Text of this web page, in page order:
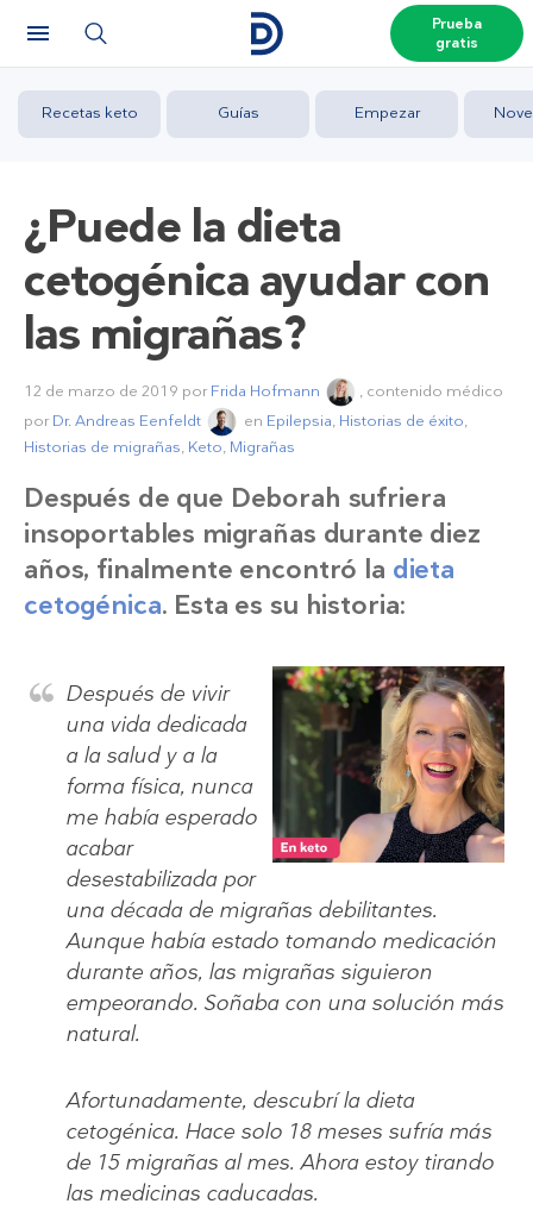
Prueba
gratis
Recetas keto Guías Empezar
¿Puede la dieta
cetogénica ayudar con
las migrañas?
12 de marzo de 2019 por Frida Hofmann
, contenido médico
por Dr. Andreas Eenfeldt en Epilepsia, Historias de éxito,
Historias de migrañas, Keto, Migrañas
Después de que Deborah sufriera
insoportables migrañas durante diez
años, finalmente encontró la dieta
cetogénica. Esta es su historia:
Después de vivir
una vida dedicada
a la salud y a la
forma física, nunca
me había esperado
acabar
desestabilizada por
una década de migrañas debilitantes.
Aunque había estado tomando medicación
durante años, las migrañas siguieron
empeorando. Soñaba con una solución más
natural.
Afortunadamente, descubrí la dieta
cetogénica. Hace solo 18 meses sufría más
de 15 migrañas al mes. Ahora estoy tirando
las medicinas caducadas.